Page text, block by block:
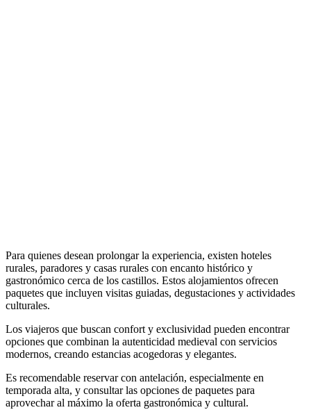
Para quienes desean prolongar la experiencia, existen hoteles
rurales, paradores y casas rurales con encanto histórico y
gastronómico cerca de los castillos. Estos alojamientos ofrecen
paquetes que incluyen visitas guiadas, degustaciones y actividades
culturales.
Los viajeros que buscan confort y exclusividad pueden encontrar
opciones que combinan la autenticidad medieval con servicios
modernos, creando estancias acogedoras y elegantes.
Es recomendable reservar con antelación, especialmente en
temporada alta, y consultar las opciones de paquetes para
aprovechar al máximo la oferta gastronómica y cultural.